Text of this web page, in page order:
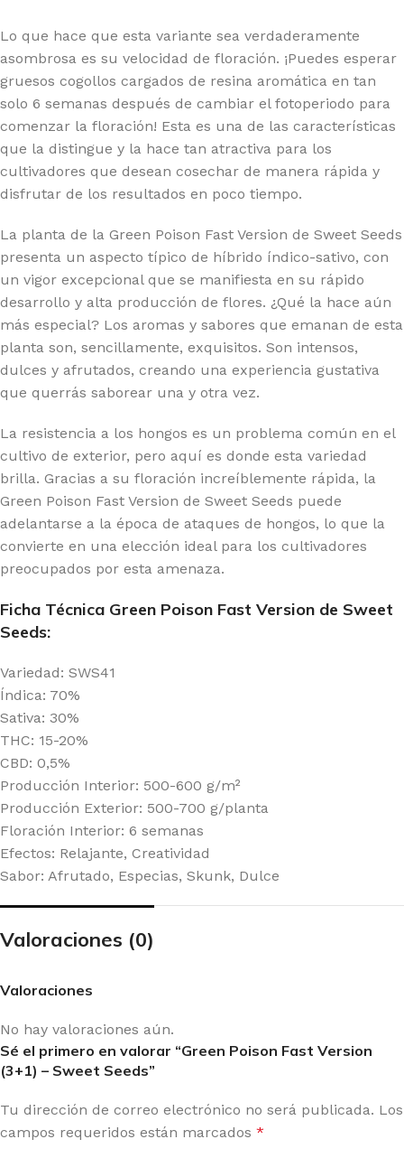
Lo que hace que esta variante sea verdaderamente
asombrosa es su velocidad de floración. ¡Puedes esperar
gruesos cogollos cargados de resina aromática en tan
solo 6 semanas después de cambiar el fotoperiodo para
comenzar la floración! Esta es una de las características
que la distingue y la hace tan atractiva para los
cultivadores que desean cosechar de manera rápida y
disfrutar de los resultados en poco tiempo.
La planta de la Green Poison Fast Version de Sweet Seeds
presenta un aspecto típico de híbrido índico-sativo, con
un vigor excepcional que se manifiesta en su rápido
desarrollo y alta producción de flores. ¿Qué la hace aún
más especial? Los aromas y sabores que emanan de esta
planta son, sencillamente, exquisitos. Son intensos,
dulces y afrutados, creando una experiencia gustativa
que querrás saborear una y otra vez.
La resistencia a los hongos es un problema común en el
cultivo de exterior, pero aquí es donde esta variedad
brilla. Gracias a su floración increíblemente rápida, la
Green Poison Fast Version de Sweet Seeds puede
adelantarse a la época de ataques de hongos, lo que la
convierte en una elección ideal para los cultivadores
preocupados por esta amenaza.
Ficha Técnica Green Poison Fast Version de Sweet
Seeds:
Variedad: SWS41
Índica: 70%
Sativa: 30%
THC: 15-20%
CBD: 0,5%
Producción Interior: 500-600 g/m²
Producción Exterior: 500-700 g/planta
Floración Interior: 6 semanas
Efectos: Relajante, Creatividad
Sabor: Afrutado, Especias, Skunk, Dulce
Valoraciones (0)
Valoraciones
No hay valoraciones aún.
Sé el primero en valorar “Green Poison Fast Version
(3+1) – Sweet Seeds”
Tu dirección de correo electrónico no será publicada. Los
campos requeridos están marcados *